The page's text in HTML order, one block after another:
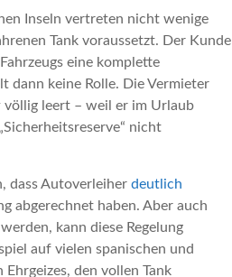
Inseln vertreten nicht wenige
Tank voraussetzt. Der Kunde
eine komplette
dann keine Rolle. Die Vermieter
völlig leert – weil er im Urlaub
nicht
dass Autoverleiher deutlich
abgerechnet haben. Aber auch
kann diese Regelung
auf vielen spanischen und
den vollen Tank